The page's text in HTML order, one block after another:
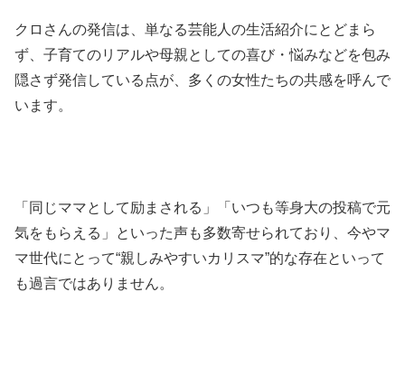
クロさんの発信は、単なる芸能人の生活紹介にとどまら
ず、子育てのリアルや母親としての喜び・悩みなどを包み
隠さず発信している点が、多くの女性たちの共感を呼んで
います。
「同じママとして励まされる」「いつも等身大の投稿で元
気をもらえる」といった声も多数寄せられており、今やマ
マ世代にとって“親しみやすいカリスマ”的な存在といって
も過言ではありません。